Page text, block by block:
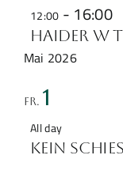
12:00 - 16:00
Haider W
Mai 2026
Fr. 1
All day
KEIN